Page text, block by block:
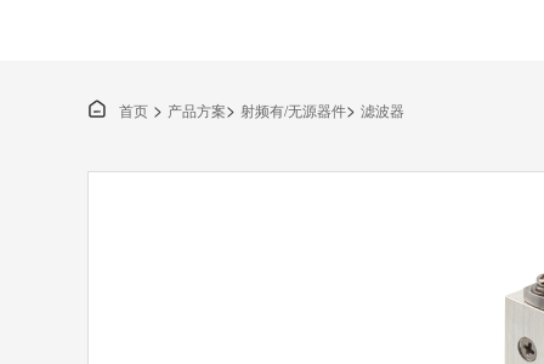
 首页 > 产品方案> 射频有/无源器件> 滤波器